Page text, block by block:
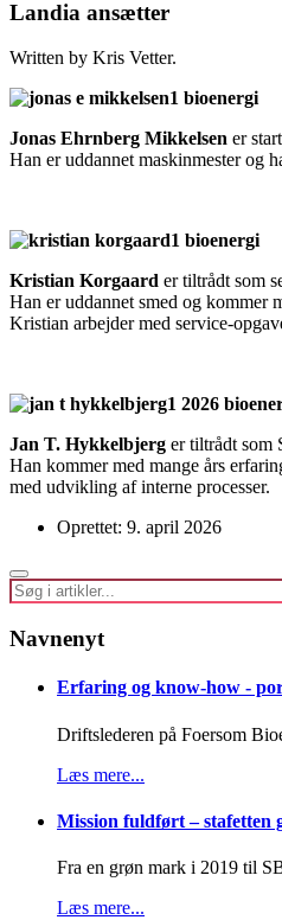
Landia ansætter
Written by Kris Vetter.
Jonas Ehrnberg Mikkelsen er
Han er uddannet maskinmester og
Kristian Korgaard er tiltrådt som
Han er uddannet smed og kommer
Kristian arbejder med service-
Jan T. Hykkelbjerg er tiltrådt som
Han kommer med mange års
med udvikling af interne processer.
Oprettet: 9. april 2026
Navnenyt
Erfaring og know-how -
Driftslederen på Foersom
Læs mere...
Mission fuldført – stafetten
Fra en grøn mark i 2019 til
Læs mere...